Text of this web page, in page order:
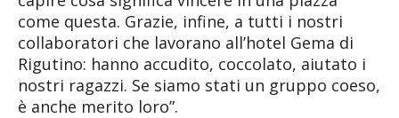
come questa. Grazie, infine, a tutti i nostri
collaboratori che lavorano all’hotel Gema di
Rigutino: hanno accudito, coccolato, aiutato i
nostri ragazzi. Se siamo stati un gruppo coeso,
è anche merito loro”.